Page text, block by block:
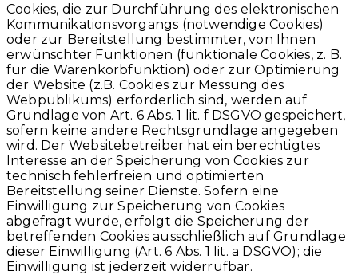
Cookies, die zur Durchführung des elektronischen
Kommunikationsvorgangs (notwendige Cookies)
oder zur Bereitstellung bestimmter, von Ihnen
erwünschter Funktionen (funktionale Cookies, z. B.
für die Warenkorbfunktion) oder zur Optimierung
der Website (z.B. Cookies zur Messung des
Webpublikums) erforderlich sind, werden auf
Grundlage von Art. 6 Abs. 1 lit. f DSGVO gespeichert,
sofern keine andere Rechtsgrundlage angegeben
wird. Der Websitebetreiber hat ein berechtigtes
Interesse an der Speicherung von Cookies zur
technisch fehlerfreien und optimierten
Bereitstellung seiner Dienste. Sofern eine
Einwilligung zur Speicherung von Cookies
abgefragt wurde, erfolgt die Speicherung der
betreffenden Cookies ausschließlich auf Grundlage
dieser Einwilligung (Art. 6 Abs. 1 lit. a DSGVO); die
Einwilligung ist jederzeit widerrufbar.